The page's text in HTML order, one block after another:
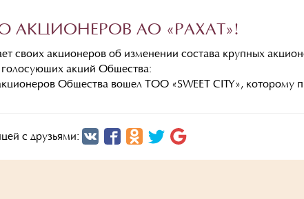
АО «РАХАТ»!
своих акционеров об изменении состава крупных
акций Общества:
Общества вошел ТОО «SWEET CITY», которому
с друзьями: